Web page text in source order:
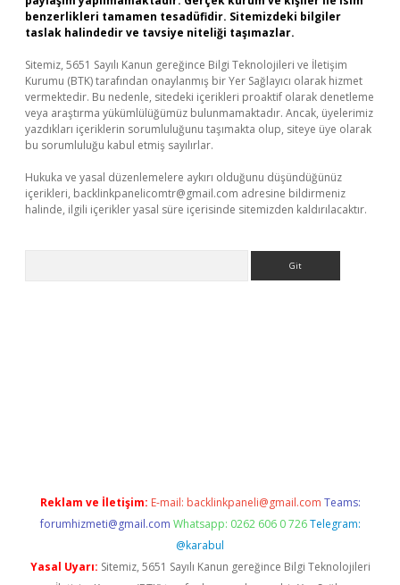
benzerlikleri tamamen tesadüfidir. Sitemizdeki bilgiler
taslak halindedir ve tavsiye niteliği taşımazlar.
Sitemiz, 5651 Sayılı Kanun gereğince Bilgi Teknolojileri ve İletişim
Kurumu (BTK) tarafından onaylanmış bir Yer Sağlayıcı olarak hizmet
vermektedir. Bu nedenle, sitedeki içerikleri proaktif olarak denetleme
veya araştırma yükümlülüğümüz bulunmamaktadır. Ancak, üyelerimiz
yazdıkları içeriklerin sorumluluğunu taşımakta olup, siteye üye olarak
bu sorumluluğu kabul etmiş sayılırlar.
Hukuka ve yasal düzenlemelere aykırı olduğunu düşündüğünüz
içerikleri, backlinkpanelicomtr@gmail.com adresine bildirmeniz
halinde, ilgili içerikler yasal süre içerisinde sitemizden kaldırılacaktır.
Reklam ve İletişim: E-mail: backlinkpaneli@gmail.com Teams:
forumhizmeti@gmail.com Whatsapp: 0262 606 0 726 Telegram:
@karabul
Yasal Uyarı: Sitemiz, 5651 Sayılı Kanun gereğince Bilgi Teknolojileri